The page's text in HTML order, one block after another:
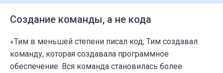
Создание команды, а не кода
«Тим в меньшей степени писал код; Тим создавал
команду, которая создавала программное
обеспечение. Вся команда становилась более